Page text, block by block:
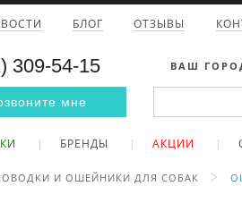
БЛОГ ОТЗЫВЫ
309-54-15 ВАШ
мне
БРЕНДЫ АКЦИИ
И ОШЕЙНИКИ ДЛЯ СОБАК